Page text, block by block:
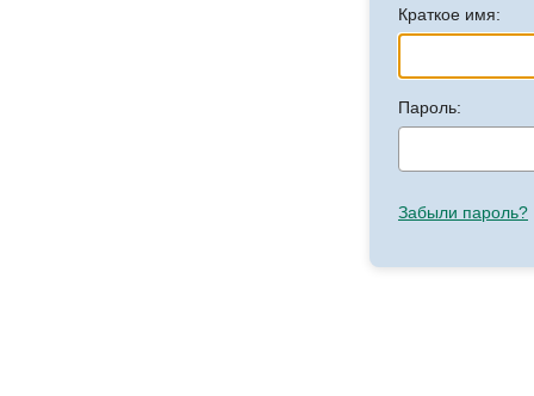
Краткое имя:
Пароль:
Забыли пароль?